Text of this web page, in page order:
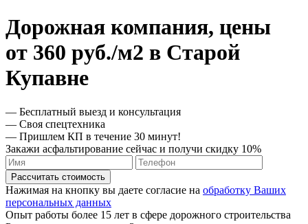
Дорожная компания, цены
от 360 руб./м2 в Старой
Купавне
— Бесплатный выезд и консультация
— Своя спецтехника
— Пришлем КП в течение 30 минут!
Закажи асфальтирование сейчас и получи скидку 10%
Рассчитать стоимость
Нажимая на кнопку вы даете согласие на обработку Ваших
персональных данных
Опыт работы более 15 лет в сфере дорожного строительства